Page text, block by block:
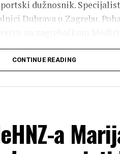
dužnosnik.
Dubrava u Zagrebu.
radu u plivanju. Za
godine, nakon povlačenja
prije izbora za
organizacije za plivanje,
tijela svjetske organizacije
CONTINUE READING
a